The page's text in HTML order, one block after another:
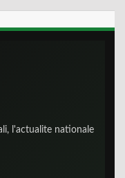
l'actualite nationale